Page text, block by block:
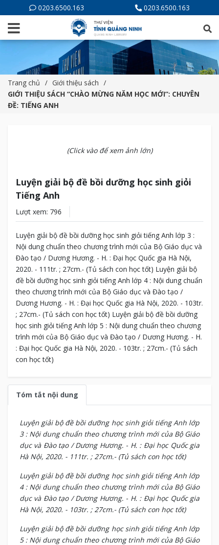
0203.6500.163 0203.6500.163
Trang chủ
Giới thiệu sách
GIỚI THIỆU SÁCH “CHÀO MỪNG NĂM HỌC MỚI”: CHUYÊN
ĐỀ: TIẾNG ANH
(Click vào để xem ảnh lớn)
Luyện giải bộ đề bồi dưỡng học sinh giỏi
Tiếng Anh
Lượt xem: 796
Luyện giải bộ đề bồi dưỡng học sinh giỏi tiếng Anh lớp 3 :
Nội dung chuẩn theo chương trình mới của Bộ Giáo dục và
Đào tạo / Dương Hương. - H. : Đại học Quốc gia Hà Nội,
2020. - 111tr. ; 27cm.- (Tủ sách con học tốt) Luyện giải bộ
đề bồi dưỡng học sinh giỏi tiếng Anh lớp 4 : Nội dung chuẩn
theo chương trình mới của Bộ Giáo dục và Đào tạo /
Dương Hương. - H. : Đại học Quốc gia Hà Nội, 2020. - 103tr.
; 27cm.- (Tủ sách con học tốt) Luyện giải bộ đề bồi dưỡng
học sinh giỏi tiếng Anh lớp 5 : Nội dung chuẩn theo chương
trình mới của Bộ Giáo dục và Đào tạo / Dương Hương. - H.
: Đại học Quốc gia Hà Nội, 2020. - 103tr. ; 27cm.- (Tủ sách
con học tốt)
Tóm tắt nội dung
Luyện giải bộ đề bồi dưỡng học sinh giỏi tiếng Anh lớp
3 : Nội dung chuẩn theo chương trình mới của Bộ Giáo
dục và Đào tạo / Dương Hương. - H. : Đại học Quốc gia
Hà Nội, 2020. - 111tr. ; 27cm.- (Tủ sách con học tốt)
Luyện giải bộ đề bồi dưỡng học sinh giỏi tiếng Anh lớp
4 : Nội dung chuẩn theo chương trình mới của Bộ Giáo
dục và Đào tạo / Dương Hương. - H. : Đại học Quốc gia
Hà Nội, 2020. - 103tr. ; 27cm.- (Tủ sách con học tốt)
Luyện giải bộ đề bồi dưỡng học sinh giỏi tiếng Anh lớp
5 : Nội dung chuẩn theo chương trình mới của Bộ Giáo